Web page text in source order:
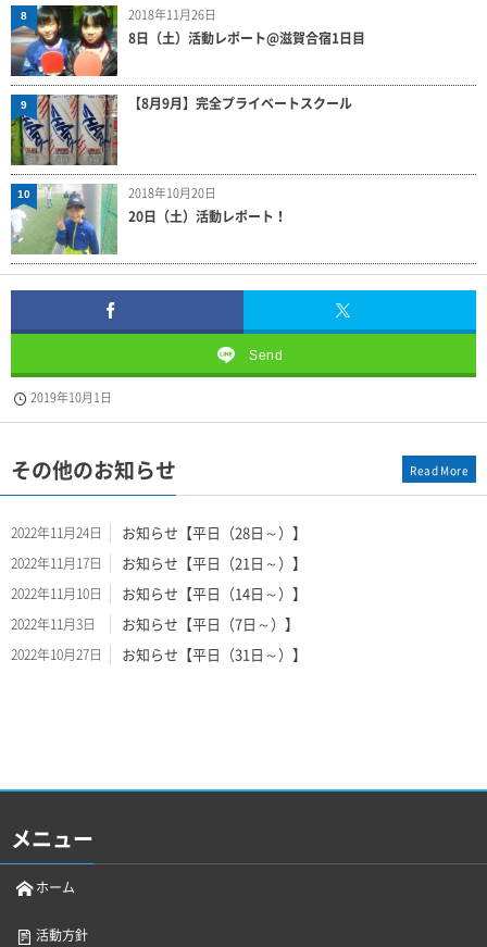
2018年11月26日
8日（土）活動レポート@滋賀合宿1日目
8
【8月9月】完全プライベートスクール
9
2018年10月20日
20日（土）活動レポート！
10
Send
2019年10月1日
その他のお知らせ
2022年11月24日 お知らせ【平日（28日～）】
2022年11月17日 お知らせ【平日（21日～）】
2022年11月10日 お知らせ【平日（14日～）】
2022年11月3日 お知らせ【平日（7日～）】
2022年10月27日 お知らせ【平日（31日～）】
Read More
メニュー
ホーム
活動方針